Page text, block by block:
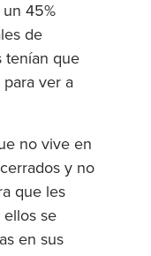
45%
de
tenían que
para ver a
no vive en
y no
que les
ellos se
en sus